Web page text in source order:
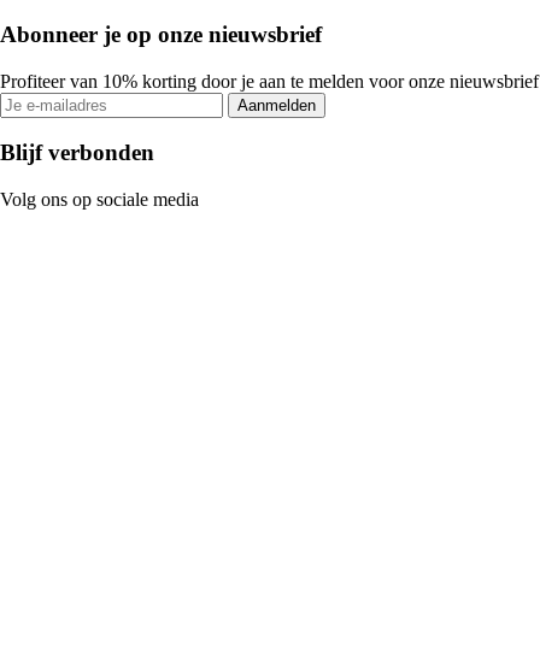
Abonneer je op onze nieuwsbrief
Profiteer van 10% korting door je aan te melden voor onze nieuwsbrief
Aanmelden
Blijf verbonden
Volg ons op sociale media